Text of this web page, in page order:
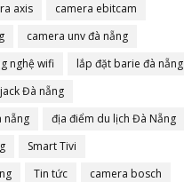
axis
camera ebitcam
camera unv đà nẵng
nghệ wifi
lắp đặt barie đà nẵng
Đà nẵng
nẵng
địa điểm du lịch Đà Nẵng
Smart Tivi
Tin tức
camera bosch